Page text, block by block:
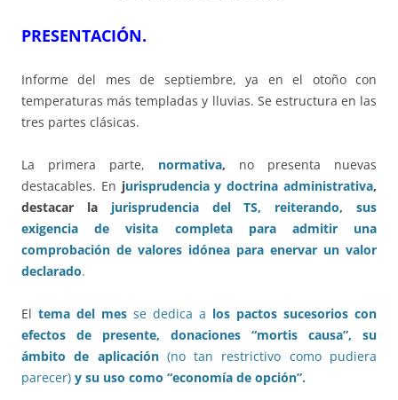
PRESENTACIÓN.
Informe del mes de septiembre, ya en el otoño con
temperaturas más templadas y lluvias. Se estructura en las
tres partes clásicas.
La primera parte, normativa, no presenta nuevas
destacables. En jurisprudencia y doctrina administrativa,
destacar la jurisprudencia del TS, reiterando, sus
exigencia de visita completa para admitir una
comprobación de valores idónea para enervar un valor
declarado.
El tema del mes se dedica a los pactos sucesorios con
efectos de presente, donaciones “mortis causa”, su
ámbito de aplicación(no tan restrictivo como pudiera
parecer) y su uso como “economía de opción”.